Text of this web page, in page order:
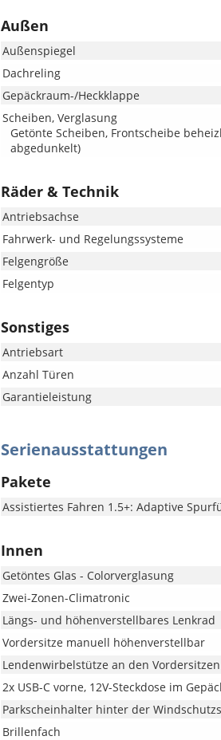
Außen
Außenspiegel
Dachreling
Gepäckraum-/Heckklappe
Scheiben, Verglasung
Getönte Scheiben, Frontscheibe
abgedunkelt)
Räder & Technik
Antriebsachse
Fahrwerk- und Regelungssysteme
Felgengröße
Felgentyp
Sonstiges
Antriebsart
Anzahl Türen
Garantieleistung
Serienausstattungen
Pakete
Assistiertes Fahren 1.5+: Adaptive
Innen
Getöntes Glas - Colorverglasung
Zwei-Zonen-Climatronic
Längs- und höhenverstellbares Lenkrad
Vordersitze manuell höhenverstellbar
Lendenwirbelstütze an den Vordersitzen
2x USB-C vorne, 12V-Steckdose im
Parkscheinhalter hinter der
Brillenfach